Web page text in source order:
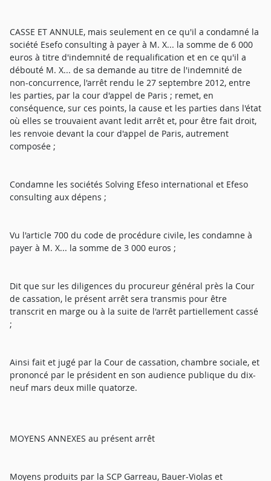
CASSE ET ANNULE, mais seulement en ce qu'il a condamné la
société Esefo consulting à payer à M. X... la somme de 6 000
euros à titre d'indemnité de requalification et en ce qu'il a
débouté M. X... de sa demande au titre de l'indemnité de
non-concurrence, l'arrêt rendu le 27 septembre 2012, entre
les parties, par la cour d'appel de Paris ; remet, en
conséquence, sur ces points, la cause et les parties dans l'état
où elles se trouvaient avant ledit arrêt et, pour être fait droit,
les renvoie devant la cour d'appel de Paris, autrement
composée ;
Condamne les sociétés Solving Efeso international et Efeso
consulting aux dépens ;
Vu l'article 700 du code de procédure civile, les condamne à
payer à M. X... la somme de 3 000 euros ;
Dit que sur les diligences du procureur général près la Cour
de cassation, le présent arrêt sera transmis pour être
transcrit en marge ou à la suite de l'arrêt partiellement cassé
;
Ainsi fait et jugé par la Cour de cassation, chambre sociale, et
prononcé par le président en son audience publique du dix-
neuf mars deux mille quatorze.
MOYENS ANNEXES au présent arrêt
Moyens produits par la SCP Garreau, Bauer-Violas et